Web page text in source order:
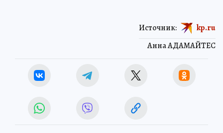
Анна АДАМАЙТЕС
Источник: kp.ru